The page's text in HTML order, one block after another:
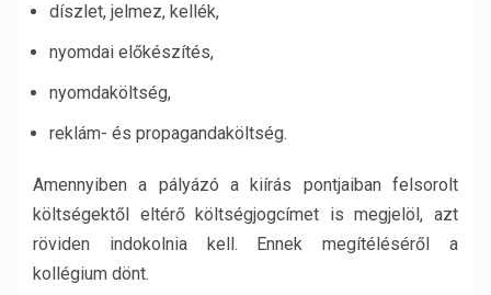
díszlet, jelmez, kellék,
nyomdai előkészítés,
nyomdaköltség,
reklám- és propagandaköltség.
Amennyiben a pályázó a kiírás pontjaiban felsorolt
költségektől eltérő költségjogcímet is megjelöl, azt
röviden indokolnia kell. Ennek megítéléséről a
kollégium dönt.